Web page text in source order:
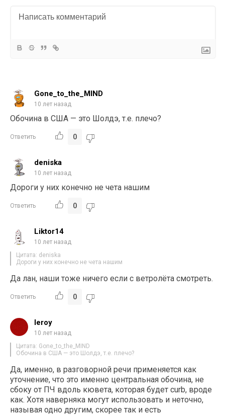
Gone_to_the_MIND
10 лет назад
Обочина в США — это Шолдэ, т.е. плечо?
Ответить 0
deniska
10 лет назад
Дороги у них конечно не чета нашим
Ответить 0
Liktor14
10 лет назад
Цитата: deniska
Дороги у них конечно не чета нашим
Да лан, наши тоже ничего если с ветролёта смотреть.
Ответить 0
leroy
10 лет назад
Цитата: Gone_to_the_MIND
Обочина в США — это Шолдэ, т.е. плечо?
Да, именно, в разговорной речи применяется как
уточнение, что это именно центральная обочина, не
сбоку от ПЧ вдоль кювета, которая будет curb, вроде
как. Хотя наверняка могут использовать и неточно,
называя одно другим, скорее так и есть